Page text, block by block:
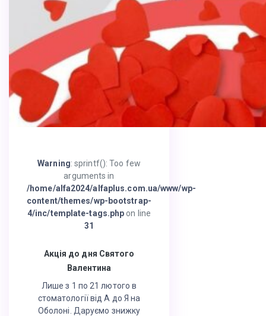
Warning: sprintf(): Too few
arguments in
/home/alfa2024/alfaplus.com.ua/www/wp-
content/themes/wp-bootstrap-
4/inc/template-tags.php on line
31
Акція до дня Святого
Валентина
Лише з 1 по 21 лютого в
стоматології від А до Я на
Оболоні. Даруємо знижку